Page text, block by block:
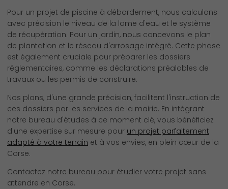
Pour un projet de piscine à débordement, nous calculons
avec précision le niveau de la lame d'eau et le système
de récupération. Pour un jardin, nous concevons le plan
de plantation et le réseau d'arrosage intégré. Cette phase
est également cruciale pour préparer les dossiers
réglementaires, comme les déclarations préalables de
travaux ou les permis de construire.
Nos plans, d'une grande précision, facilitent l'instruction de
ces dossiers par les services de la mairie. En intégrant
notre bureau d'études à ce moment clé, vous bénéficiez
d'une expertise sur mesure pour un projet parfaitement
adapté à votre terrain et à vos envies, en plein cœur de la
Corse.
Contactez notre bureau pour étudier votre projet sans
attendre en Corse.